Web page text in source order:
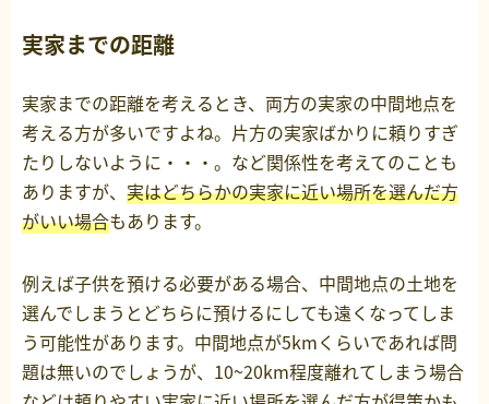
実家までの距離
実家までの距離を考えるとき、両方の実家の中間地点を
考える方が多いですよね。片方の実家ばかりに頼りすぎ
たりしないように・・・。など関係性を考えてのことも
ありますが、 実はどちらかの実家に近い場所を選んだ方
がいい場合もあります。
例えば子供を預ける必要がある場合、中間地点の土地を
選んでしまうとどちらに預けるにしても遠くなってしま
う可能性があります。中間地点が5kmくらいであれば問
題は無いのでしょうが、10~20km程度離れてしまう場合